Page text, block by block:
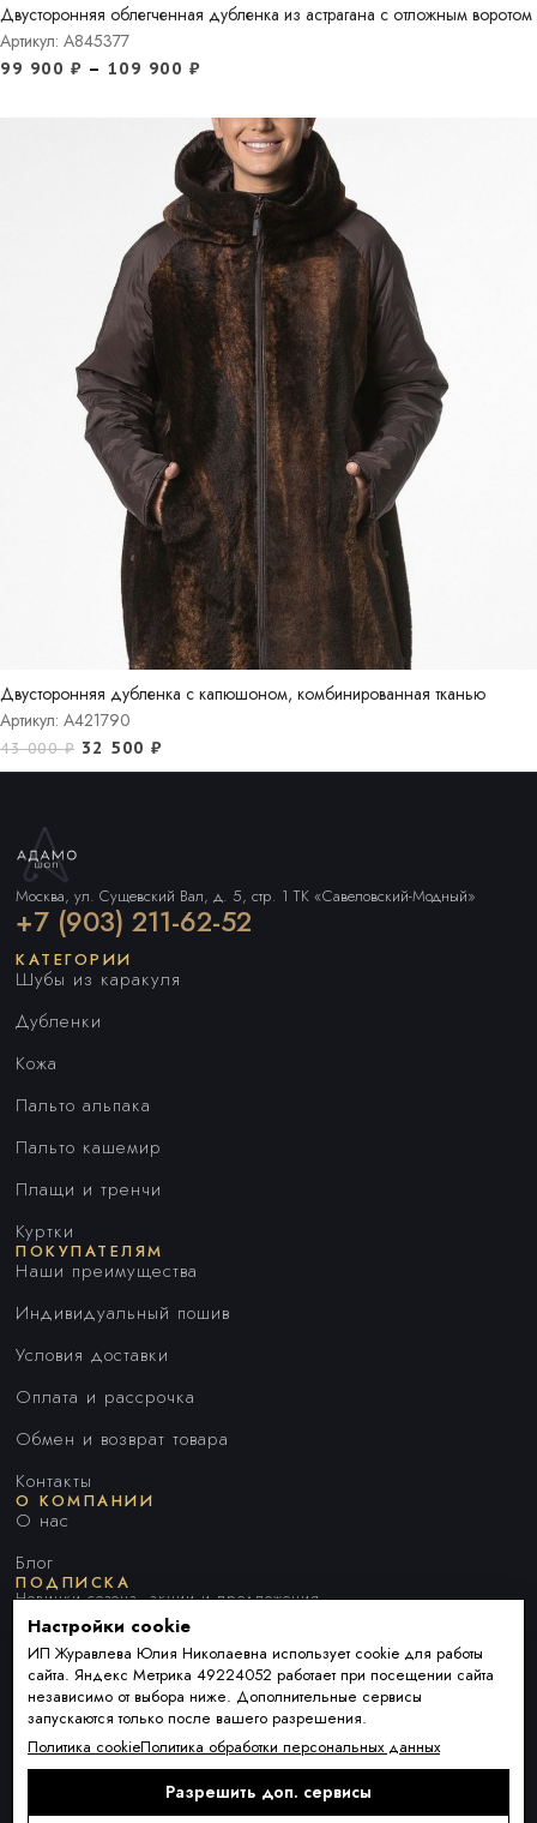
Двусторонняя облегченная дубленка из астрагана с отложным воротом
Артикул: A845377
99 900 ₽ – 109 900 ₽
Двусторонняя дубленка с капюшоном, комбинированная тканью
Артикул: A421790
43 000₽ 32 500 ₽
Москва, ул. Сущевский Вал, д. 5, стр. 1 ТК «Савеловский-Модный»
+7 (903) 211-62-52
КАТЕГОРИИ
Шубы из каракуля
Дубленки
Кожа
Пальто альпака
Пальто кашемир
Плащи и тренчи
Куртки
ПОКУПАТЕЛЯМ
Наши преимущества
Индивидуальный пошив
Условия доставки
Оплата и рассрочка
Обмен и возврат товара
Контакты
О КОМПАНИИ
О нас
Блог
ПОДПИСКА
Новинки сезона, акции и предложения
Я ДАЮ СОГЛАСИЕ НА ОБРАБОТКУ ПЕРСОНАЛЬНЫХ ДАННЫХ И
СОГЛАШАЮСЬ СПОЛИТИКОЙ ОБРАБОТКИ ПЕРСОНАЛЬНЫХ
ДАННЫХ
Подписаться
Настройки cookie
ИП Журавлева Юлия Николаевна использует cookie для работы
сайта. Яндекс Метрика 49224052 работает при посещении сайта
независимо от выбора ниже. Дополнительные сервисы
запускаются только после вашего разрешения.
Политика cookieПолитика обработки персональных данных
Разрешить доп. сервисы